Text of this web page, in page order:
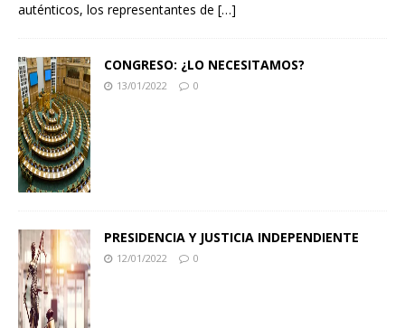
auténticos, los representantes de […]
CONGRESO: ¿LO NECESITAMOS?
13/01/2022 0
PRESIDENCIA Y JUSTICIA INDEPENDIENTE
12/01/2022 0